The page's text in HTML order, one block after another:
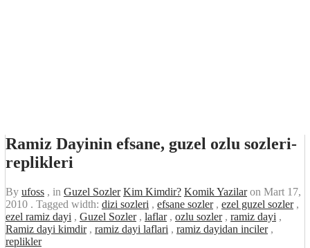
Ramiz Dayinin efsane, guzel ozlu sozleri-
replikleri
By ufoss , in Guzel Sozler Kim Kimdir? Komik Yazilaron Mart 17,
2010 . Tagged width: dizi sozleri , efsane sozler, ezel guzel sozler,
ezel ramiz dayi , Guzel Sozler, laflar, ozlu sozler, ramiz dayi ,
Ramiz dayi kimdir, ramiz dayi laflari , ramiz dayidan inciler,
replikler